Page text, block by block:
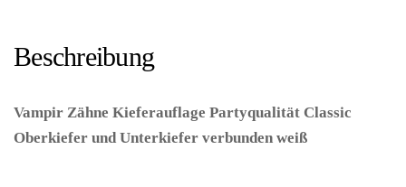
Beschreibung
Vampir Zähne Kieferauflage Partyqualität Classic
Oberkiefer und Unterkiefer verbunden weiß